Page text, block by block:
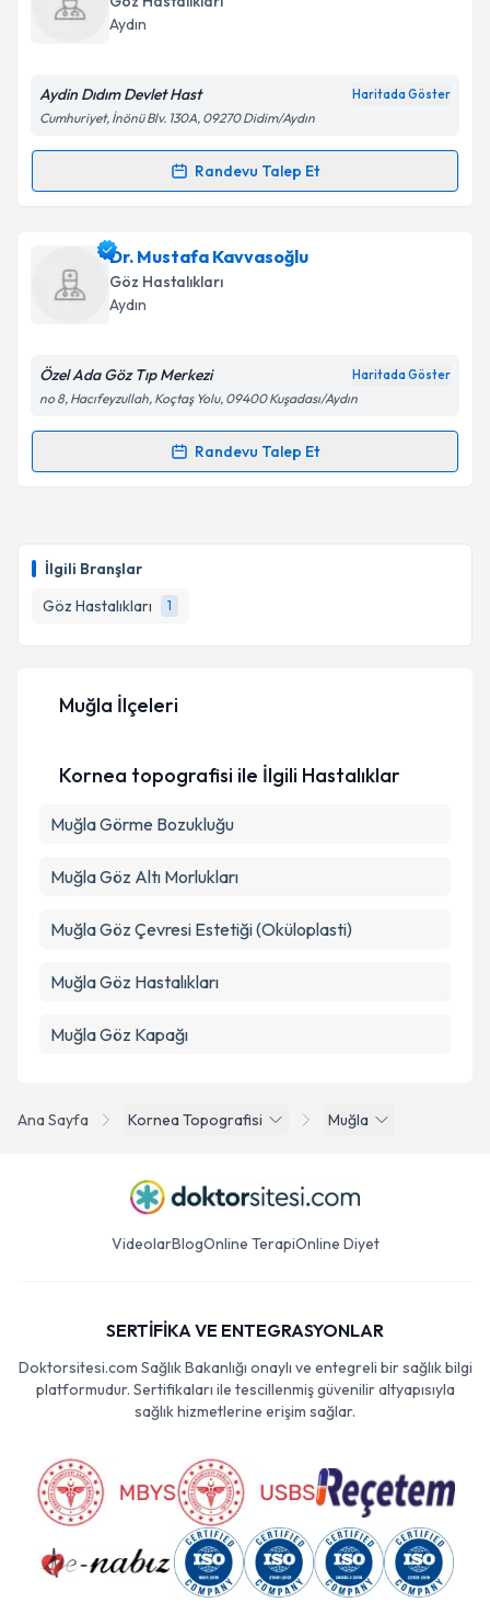
İlgili Branşlar
Göz Hastalıkları
1
takvim hazırlandığında e-posta ile bilgilendireceğiz.
Kişisel verilerimin işlenmesine ilişkin
Metni'ni okudum ve kişisel verilerimin belirtilen
Takvim Talebini Gönder
Aydın
Aydin Dıdım Devlet Hast Haritada Göster
Cumhuriyet, İnönü Blv. 130A, 09270 Didim/Aydın
Randevu Talep Et
Randevu Takvimi Talebi
Dr. Ziya Şifaiçin randevu takvimi talebi oluşturun.
Size bu uzmandan randevu almanız için bir takvim
hazırlandığında e-posta ile bilgilendireceğiz.
Kişisel verilerimin işlenmesine ilişkin
Metni'ni okudum ve kişisel verilerimin belirtilen
Dr. Mustafa Kavvasoğlu
Göz Hastalıkları
Aydın
Özel Ada Göz Tıp Merkezi Haritada Göster
no 8, Hacıfeyzullah, Koçtaş Yolu, 09400 Kuşadası/Aydın
Randevu Talep Et
Randevu Takvimi Talebi
takvim hazırlandığında e-posta ile bilgilendireceğiz.
E-posta Adresiniz
kapsamda işlenmesini kabul ediyorum.
Ana Sayfa Kornea Topografisi Muğla
Muğla İlçeleri
Kornea topografisi ile İlgili Hastalıklar
Muğla Görme Bozukluğu
Muğla Göz Altı Morlukları
Muğla Göz Çevresi Estetiği (Oküloplasti)
Muğla Göz Hastalıkları
Muğla Göz Kapağı
VideolarBlogOnline TerapiOnline Diyet
SERTİFİKA VE ENTEGRASYONLAR
Doktorsitesi.com Sağlık Bakanlığı onaylı ve entegreli bir sağlık bilgi
platformudur. Sertifikaları ile tescillenmiş güvenilir altyapısıyla
sağlık hizmetlerine erişim sağlar.